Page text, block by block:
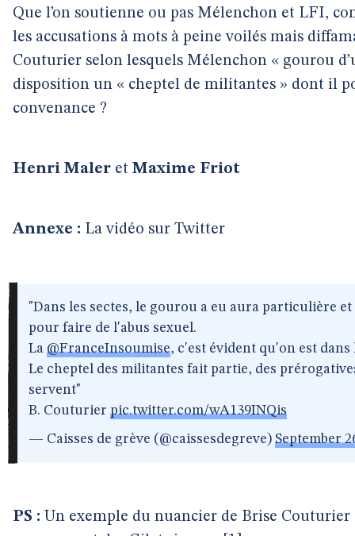
Que l’on soutienne ou pas Mélenchon et LFI,
les accusations à mots à peine voilés mais
Couturier selon lesquels Mélenchon « gourou
disposition un « cheptel de militantes » dont il
convenance ?
Henri Maler et Maxime Friot
Annexe : La vidéo sur Twitter
"Dans les sectes, le gourou a eu aura particulière
pour faire de l'abus sexuel.
La @FranceInsoumise, c'est évident qu'on est dans
Le cheptel des militantes fait partie, des
servent"
B. Couturier pic.twitter.com/wA139INQis
— Caisses de grève (@caissesdegreve) September
PS : Un exemple du nuancier de Brise Couturier